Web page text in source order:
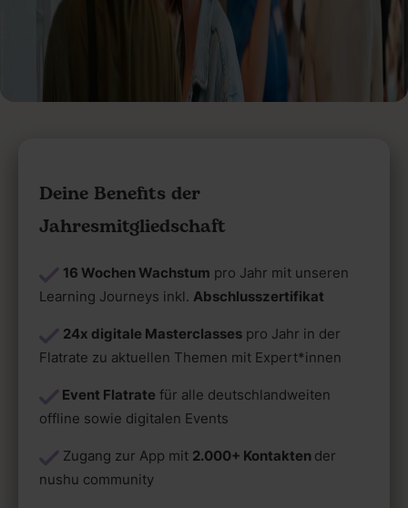
Deine Benefits der
Jahresmitgliedschaft
16 Wochen Wachstum pro Jahr mit unseren
Learning Journeys inkl. Abschlusszertifikat
24x digitale Masterclasses pro Jahr in der
Flatrate zu aktuellen Themen mit Expert*innen
Event Flatrate für alle deutschlandweiten
offline sowie digitalen Events
Zugang zur App mit 2.000+ Kontakten der
nushu community